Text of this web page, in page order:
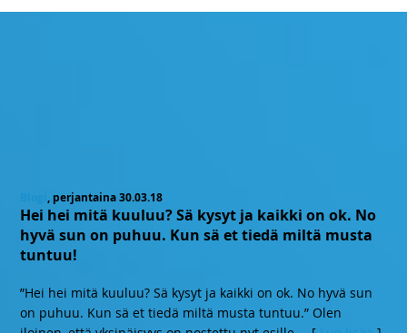
Blogi, perjantaina 30.03.18
Hei hei mitä kuuluu? Sä kysyt ja kaikki on ok. No
hyvä sun on puhuu. Kun sä et tiedä miltä musta
tuntuu!
”Hei hei mitä kuuluu? Sä kysyt ja kaikki on ok. No hyvä sun
on puhuu. Kun sä et tiedä miltä musta tuntuu.” Olen